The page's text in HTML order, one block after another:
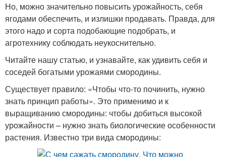
Но, можно значительно повысить урожайность, себя
ягодами обеспечить, и излишки продавать. Правда, для
этого надо и сорта подобающие подобрать, и
агротехнику соблюдать неукоснительно.
Читайте нашу статью, и узнавайте, как удивить себя и
соседей богатыми урожаями смородины.
Существует правило: «Чтобы что-то починить, нужно
знать принцип работы». Это применимо и к
выращиванию смородины: чтобы добиться высокой
урожайности – нужно знать биологические особенности
растения. Известно три вида смородины: